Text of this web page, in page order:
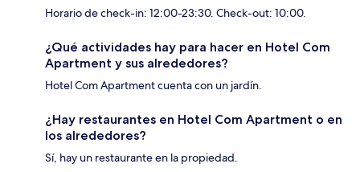
Horario de check-in: 12:00-23:30. Check-out: 10:00.
¿Qué actividades hay para hacer en Hotel Com
Apartment y sus alrededores?
Hotel Com Apartment cuenta con un jardín.
¿Hay restaurantes en Hotel Com Apartment o en
los alrededores?
Sí, hay un restaurante en la propiedad.